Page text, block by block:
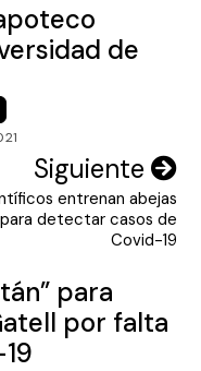
de
Siguiente
entrenan abejas
para detectar casos de
Covid-19
para
por falta